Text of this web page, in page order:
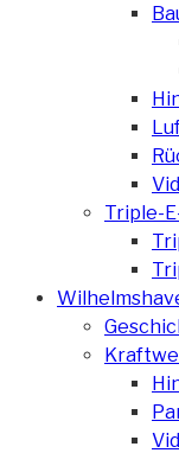
Triple-